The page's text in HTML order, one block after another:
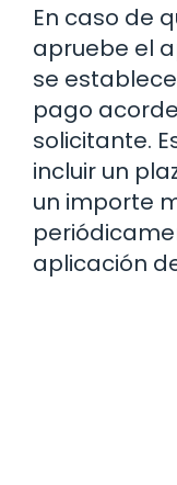
En caso de
apruebe el
se
pago
solicitante.
incluir un
un importe
aplicación